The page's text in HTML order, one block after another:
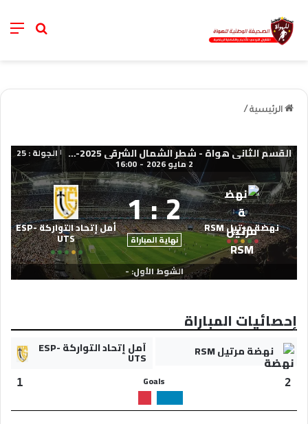
خانة
الرئيسية /
القسم الثاني هواة - شطر الشمال الشرقي 2025-2026 | الجولة : 25
2 مايو 2026 -
16:00
نهضة مرتيل RSM 2
:
1
نهاية المباراة
أمل إتحاد التواركة ESP-
UTS
الشوط الأول: -
إحصائيات المباراة
نهضة مرتيل RSM أمل إتحاد التواركة ESP-
UTS
2
Goals
1